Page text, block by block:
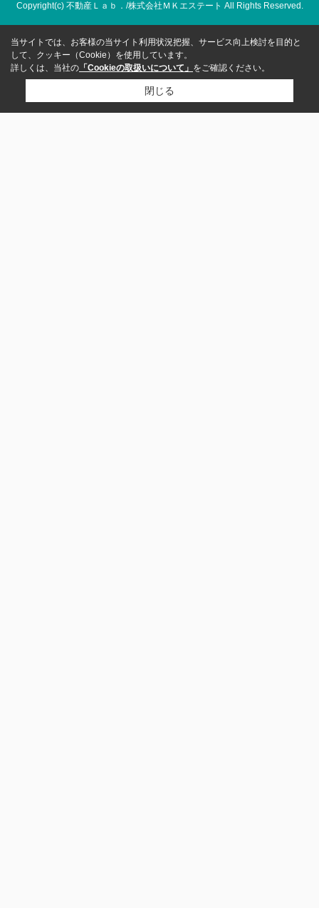
Copyright(c) 不動産Ｌａｂ．/株式会社ＭＫエステート All Rights Reserved.
当サイトでは、お客様の当サイト利用状況把握、サービス向上検討を目的と
して、クッキー（Cookie）を使用しています。
詳しくは、当社の 「Cookieの取扱いについて」 をご確認ください。
閉じる